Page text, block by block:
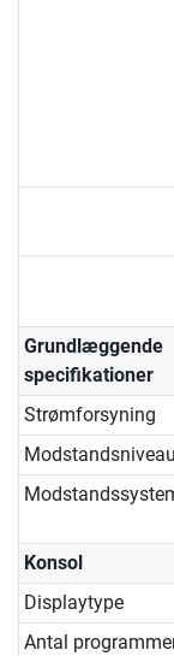
Grundlæggende
specifikationer
Strømforsyning
Konsol
Displaytype
Antal